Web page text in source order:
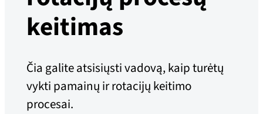
keitimas
Čia galite atsisiųsti vadovą, kaip turėtų
vykti pamainų ir rotacijų keitimo
procesai.